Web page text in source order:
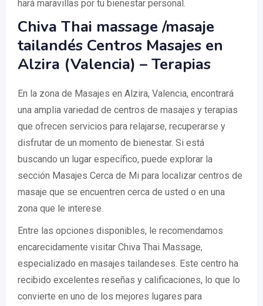
hará maravillas por tu bienestar personal.
Chiva Thai massage /masaje
tailandés Centros Masajes en
Alzira (Valencia) – Terapias
En la zona de Masajes en Alzira, Valencia, encontrará
una amplia variedad de centros de masajes y terapias
que ofrecen servicios para relajarse, recuperarse y
disfrutar de un momento de bienestar. Si está
buscando un lugar específico, puede explorar la
sección Masajes Cerca de Mi para localizar centros de
masaje que se encuentren cerca de usted o en una
zona que le interese.
Entre las opciones disponibles, le recomendamos
encarecidamente visitar Chiva Thai Massage,
especializado en masajes tailandeses. Este centro ha
recibido excelentes reseñas y calificaciones, lo que lo
convierte en uno de los mejores lugares para